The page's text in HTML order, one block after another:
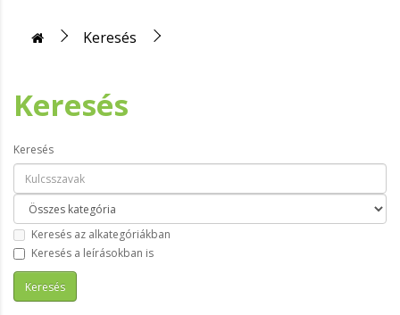
Keresés
Keresés
Keresés
Keresés az alkategóriákban
Keresés a leírásokban is